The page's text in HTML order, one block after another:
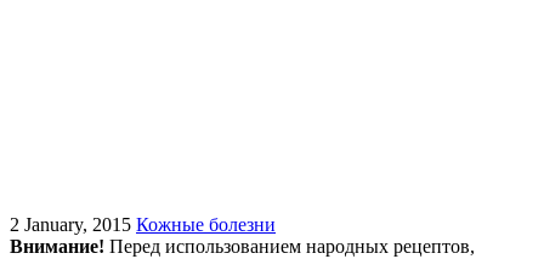
2 January, 2015 Кожные болезни
Внимание! Перед использованием народных рецептов,